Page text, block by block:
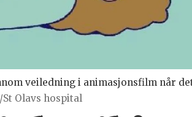
veiledning i animasjonsfilm når
Olavs hospital